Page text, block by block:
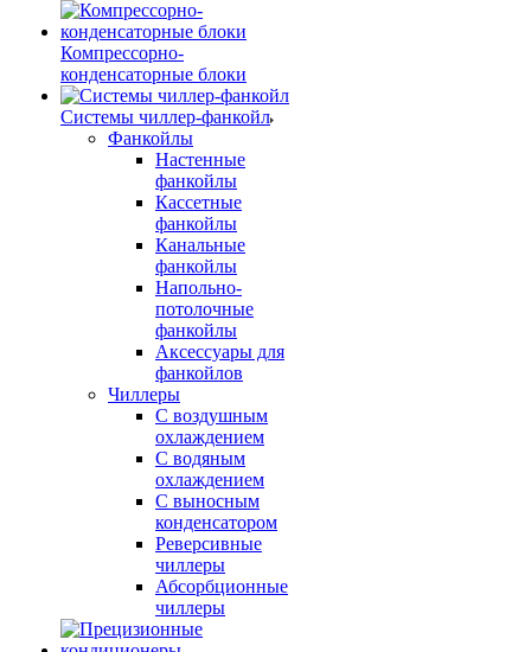
Компрессорно-
конденсаторные блоки
Системы чиллер-фанкойл
Фанкойлы
Настенные
фанкойлы
Кассетные
фанкойлы
Канальные
фанкойлы
Напольно-
потолочные
фанкойлы
Аксессуары для
фанкойлов
Чиллеры
С воздушным
охлаждением
С водяным
охлаждением
С выносным
конденсатором
Реверсивные
чиллеры
Абсорбционные
чиллеры